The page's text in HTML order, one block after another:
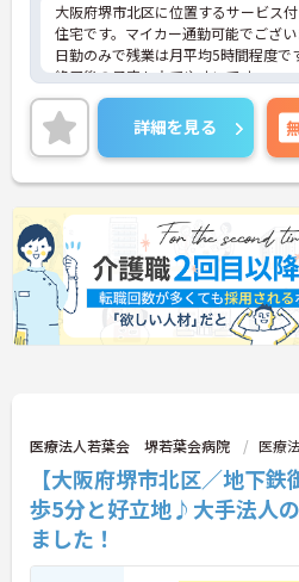
大阪府堺市北区に位置するサービス
住宅です。マイカー通勤可能でござい
日勤のみで残業は月平均5時間程度で
終了後の予定も立てやすいです。
昇給や賞与制度があり頑張りが評価
と職員に還元されます。
ご興味のある方には、面接対策ポイ
に詳細をお話しいたしますのでお気
さい！
詳細を見る
医療法人若葉会 堺若葉会病院 医療
【大阪府堺市北区／地下
歩5分と好立地♪大手法人
ました！